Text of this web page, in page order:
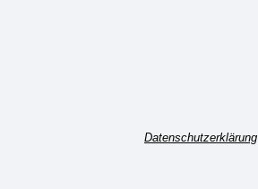
Datenschutzerklärung